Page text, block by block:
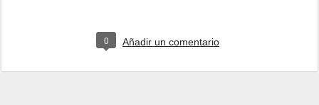
0 Añadir un comentario